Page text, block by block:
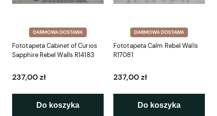
DARMOWA DOSTAWA
Fototapeta Cabinet of Curios
Sapphire Rebel Walls R14183
237,00 zł
Do koszyka
DARMOWA DOSTAWA
Fototapeta Calm Rebel Walls
R17081
237,00 zł
Do koszyka